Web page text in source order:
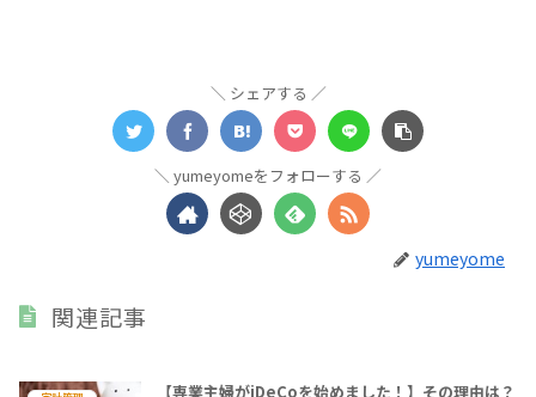
シェアする
yumeyomeをフォローする
yumeyome
関連記事
【専業主婦がiDeCoを始めました！】その理由は？